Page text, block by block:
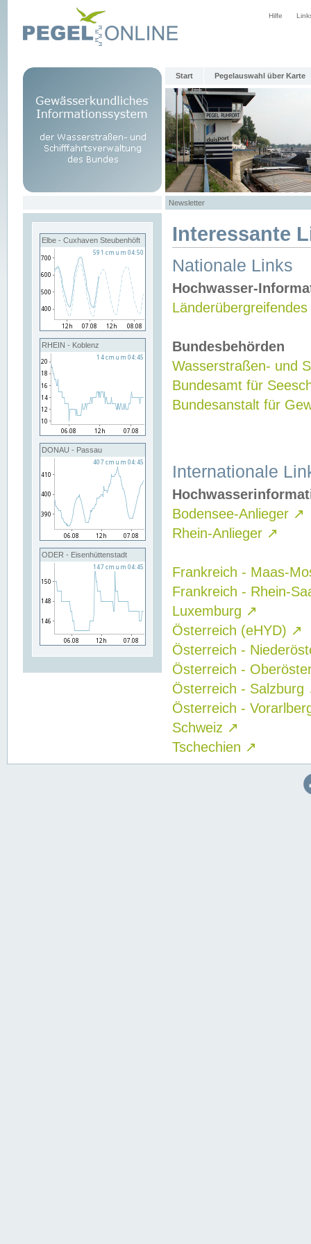
Hilfe
Start Pegelauswahl über Karte
Newsletter
Elbe - Cuxhaven Steubenhöft
RHEIN - Koblenz
DONAU - Passau
ODER - Eisenhüttenstadt
Interessante
Nationale Links
Hochwasser-
Bundesbehörden
Wasserstraßen- und
Bundesamt für
Bundesanstalt für
Internationale
Bodensee-Anlieger ↗
Rhein-Anlieger ↗
Frankreich - Maas-
Frankreich - Rhein-
Luxemburg ↗
Österreich (eHYD) ↗
Österreich -
Österreich -
Österreich - Salzburg
Österreich -
Schweiz ↗
Tschechien ↗